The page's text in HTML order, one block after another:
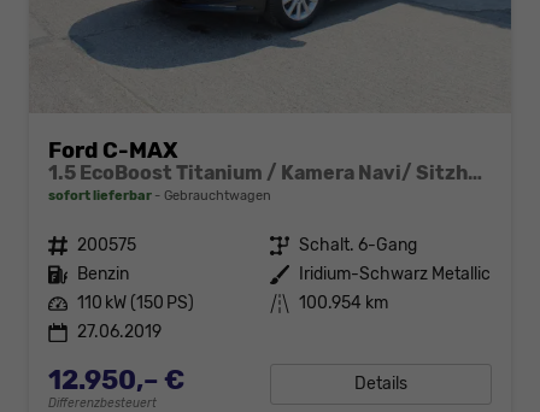
Ford C-MAX
1.5 EcoBoost Titanium / Kamera Navi/ Sitzheizung
sofort lieferbar Gebrauchtwagen
Fahrzeugnr. 200575 Getriebe Schalt. 6-Gang
Kraftstoff Benzin Außenfarbe
Iridium-Schwarz Metallic
Leistung 110 kW (150 PS) Kilometerstand 100.954 km
27.06.2019
12.950,– €
Differenzbesteuert
Details